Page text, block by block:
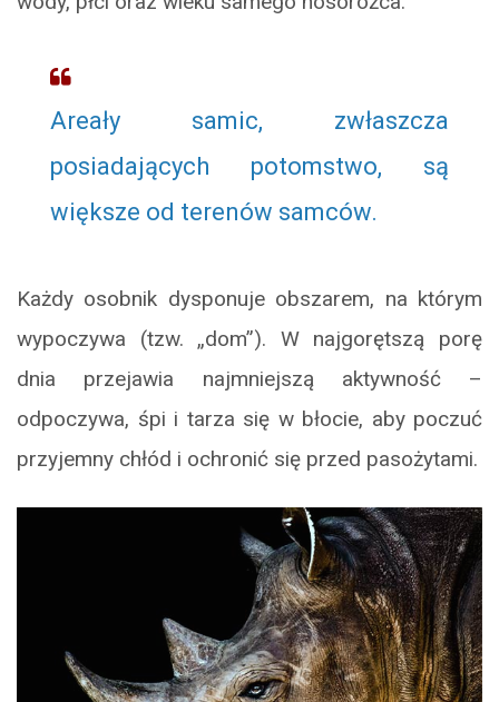
Areały samic, zwłaszcza
posiadających potomstwo, są
większe od terenów samców.
Każdy osobnik dysponuje obszarem, na którym
wypoczywa (tzw. „dom”). W najgorętszą porę
dnia przejawia najmniejszą aktywność –
odpoczywa, śpi i tarza się w błocie, aby poczuć
przyjemny chłód i ochronić się przed pasożytami.